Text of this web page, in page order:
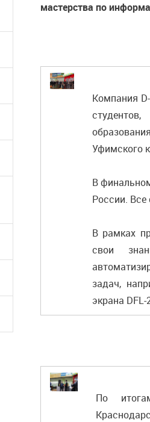
мастерства по
Компания
Уфимского
В
России.
В рамках
свои
задач,
экрана DFL-
По